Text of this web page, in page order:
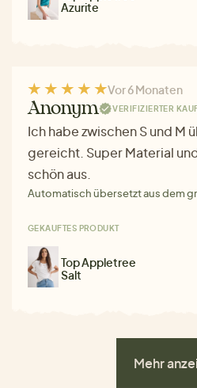
Azurite
Vor 6 Monaten
Anonym VERIFIZIERTER
Ich habe zwischen S und M
gereicht. Super Material
schön aus.
Automatisch übersetzt aus dem
GEKAUFTES PRODUKT
Top Appletree
Salt
Mehr